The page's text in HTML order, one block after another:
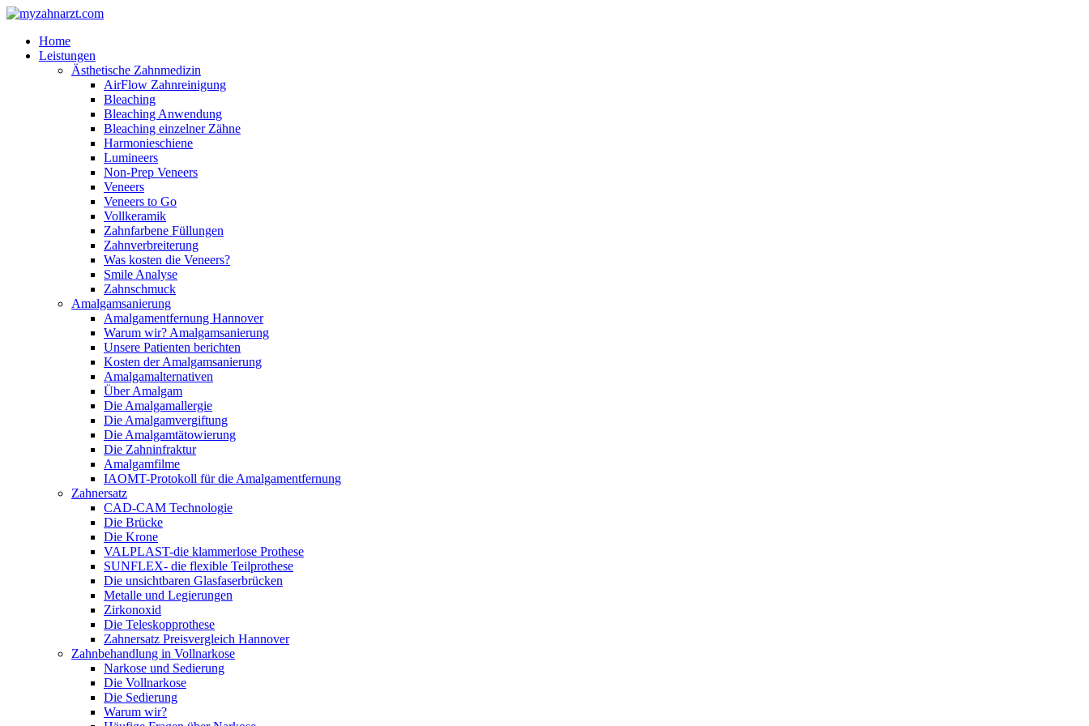
Home
Leistungen
Ästhetische Zahnmedizin
AirFlow Zahnreinigung
Bleaching
Bleaching Anwendung
Bleaching einzelner Zähne
Harmonieschiene
Lumineers
Non-Prep Veneers
Veneers
Veneers to Go
Vollkeramik
Zahnfarbene Füllungen
Zahnverbreiterung
Was kosten die Veneers?
Smile Analyse
Zahnschmuck
Amalgamsanierung
Amalgamentfernung Hannover
Warum wir? Amalgamsanierung
Unsere Patienten berichten
Kosten der Amalgamsanierung
Amalgamalternativen
Über Amalgam
Die Amalgamallergie
Die Amalgamvergiftung
Die Amalgamtätowierung
Die Zahninfraktur
Amalgamfilme
IAOMT-Protokoll für die Amalgamentfernung
Zahnersatz
CAD-CAM Technologie
Die Brücke
Die Krone
VALPLAST-die klammerlose Prothese
SUNFLEX- die flexible Teilprothese
Die unsichtbaren Glasfaserbrücken
Metalle und Legierungen
Zirkonoxid
Die Teleskopprothese
Zahnersatz Preisvergleich Hannover
Zahnbehandlung in Vollnarkose
Narkose und Sedierung
Die Vollnarkose
Die Sedierung
Warum wir?